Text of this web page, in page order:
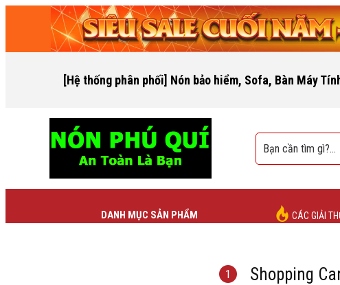
[Hệ thống phân phối] Nón bảo hiểm, Sofa, Bàn Máy
CÁC GIẢI
DANH MỤC SẢN PHẨM
1 Shopping